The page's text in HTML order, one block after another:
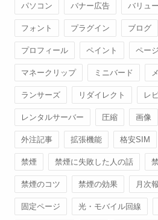
パソコン バナー広告 バリュ
フォント プラグイン ブログ
プロフィール ペイント ペー
マネークリップ ミニバード
ランサーズ リダイレクト レ
レンタルサーバー 圧縮 画像
外注記事 拡張機能 格安SIM
禁煙 禁煙に失敗した人の話
禁煙のコツ 禁煙の効果 月次
固定ページ 光・モバイル回線